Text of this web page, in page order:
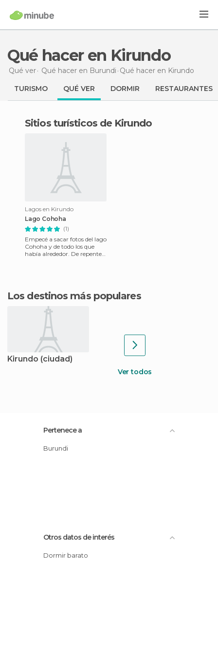
Qué hacer en Kirundo
Qué ver Qué hacer en Burundi Qué hacer en Kirundo
TURISMO QUÉ VER DORMIR RESTAURANTES
Sitios turísticos de Kirundo
Lagos en Kirundo
Lago Cohoha
(1)
Empecé a sacar fotos del lago
Cohoha y de todo los que
había alrededor. De repente,
Los destinos más populares
Kirundo (ciudad)
Ver todos
Pertenece a
Burundi
Otros datos de interés
Dormir barato